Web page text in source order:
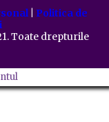
| Politica de
Toate drepturile